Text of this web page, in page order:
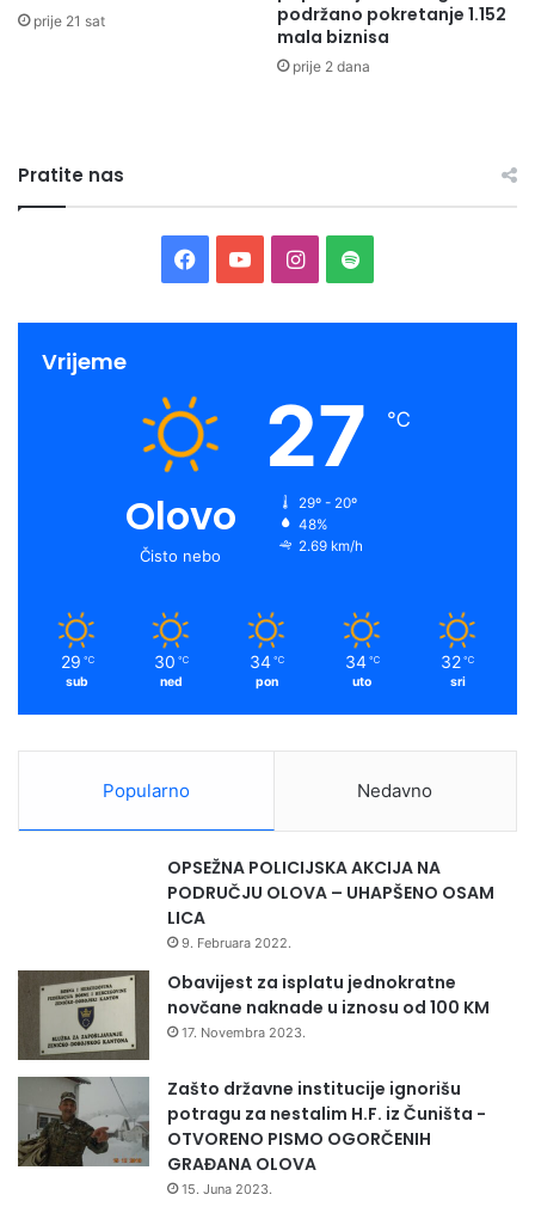
prije 21 sat
podržano pokretanje 1.152
mala biznisa
prije 2 dana
Pratite nas
Facebook
YouTubeInstagram
Spotify
Vrijeme
Olovo
Čisto nebo
27 ℃
29º - 20º
48%
2.69 km/h
29 ℃
sub
30 ℃
ned
34 ℃
pon
34 ℃
uto
32 ℃
sri
Popularno Nedavno
OPSEŽNA POLICIJSKA AKCIJA NA
PODRUČJU OLOVA – UHAPŠENO OSAM
LICA
9. Februara 2022.
Obavijest za isplatu jednokratne
novčane naknade u iznosu od 100 KM
17. Novembra 2023.
Zašto državne institucije ignorišu
potragu za nestalim H.F. iz Čuništa -
OTVORENO PISMO OGORČENIH
GRAĐANA OLOVA
15. Juna 2023.